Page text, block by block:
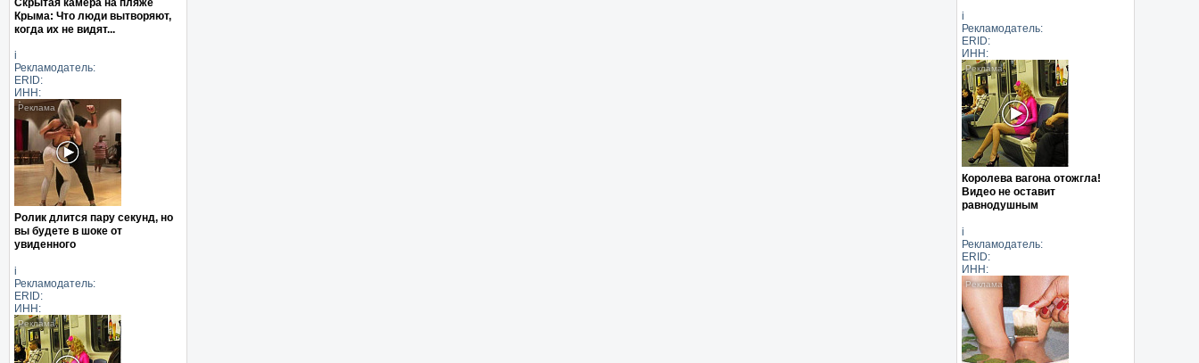
Крыма: Что люди вытворяют,
когда их не видят...
i
Рекламодатель:
ERID:
ИНН:
Ролик длится пару секунд, но
вы будете в шоке от
увиденного
i
Рекламодатель:
ERID:
ИНН:
i
Рекламодатель:
ERID:
ИНН:
Королева вагона отожгла!
Видео не оставит
равнодушным
i
Рекламодатель:
ERID:
ИНН: